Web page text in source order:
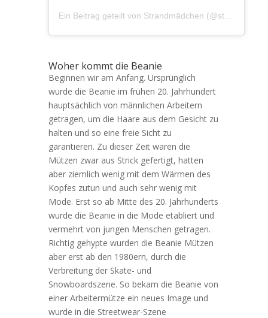
Ein Beitrag geteilt von Strandmädchen (@strandmaedchen.ostsee) am
Woher kommt die Beanie
Beginnen wir am Anfang. Ursprünglich
wurde die Beanie im frühen 20. Jahrhundert
hauptsächlich von männlichen Arbeitern
getragen, um die Haare aus dem Gesicht zu
halten und so eine freie Sicht zu
garantieren. Zu dieser Zeit waren die
Mützen zwar aus Strick gefertigt, hatten
aber ziemlich wenig mit dem Wärmen des
Kopfes zutun und auch sehr wenig mit
Mode. Erst so ab Mitte des 20. Jahrhunderts
wurde die Beanie in die Mode etabliert und
vermehrt von jungen Menschen getragen.
Richtig gehypte wurden die Beanie Mützen
aber erst ab den 1980ern, durch die
Verbreitung der Skate- und
Snowboardszene. So bekam die Beanie von
einer Arbeitermütze ein neues Image und
wurde in die Streetwear-Szene